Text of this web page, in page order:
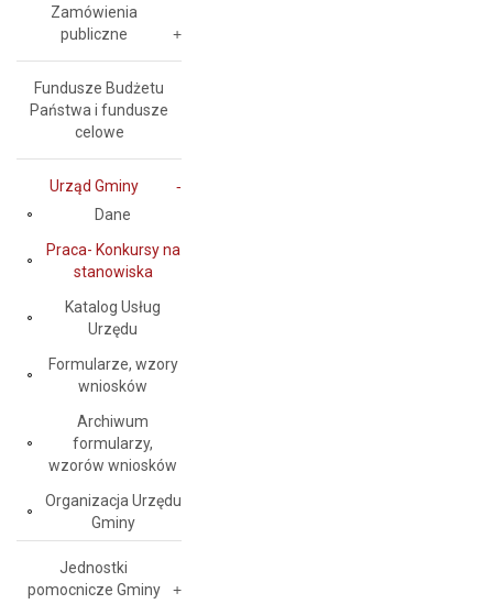
Zamówienia
publiczne
Fundusze Budżetu
Państwa i fundusze
celowe
Urząd Gminy
Dane
Praca- Konkursy na
stanowiska
Katalog Usług
Urzędu
Formularze, wzory
wniosków
Archiwum
formularzy,
wzorów wniosków
Organizacja Urzędu
Gminy
Jednostki
pomocnicze Gminy